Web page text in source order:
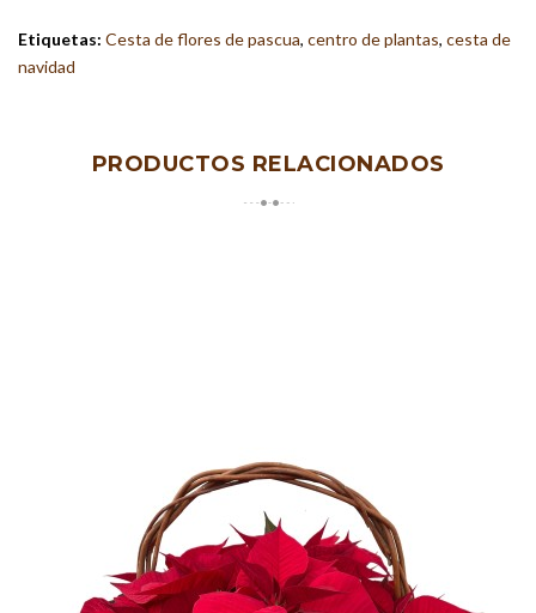
Etiquetas: Cesta de flores de pascua, centro de plantas, cesta de
navidad
PRODUCTOS RELACIONADOS